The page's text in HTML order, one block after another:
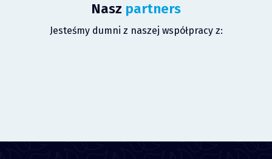
Nasz partners
Jesteśmy dumni z naszej współpracy z: